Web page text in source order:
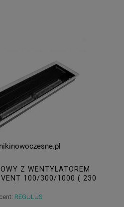
Z WENTYLATOREM
100/300/1000 ( 230
REGULUS